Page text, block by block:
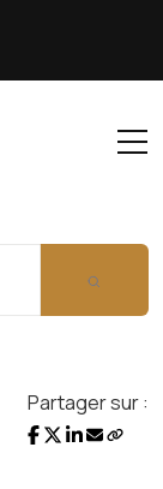
Partager sur :